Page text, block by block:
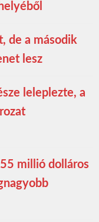
de a második
lesz
leleplezte, a
millió dolláros